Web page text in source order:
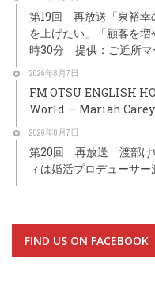
第19回 再放送「泉裕幸
を上げたい」「顧客を
時30分 提供：ご近所マ
2026年8月7日
FM OTSU ENGLISH
World – Mariah Carey
2026年8月7日
第20回 再放送「渡部け
ィは婚活プロデューサー
FIND US ON FACEBOOK